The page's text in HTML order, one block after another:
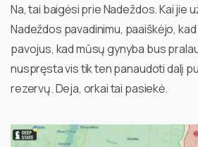
Na, tai baigėsi prie Nadeždos. Kai jie
Nadeždos pavadinimu, paaiškėjo,
pavojus, kad mūsų gynyba bus
nuspręsta vis tik ten panaudoti dalį
rezervų. Deja, orkai tai pasiekė.